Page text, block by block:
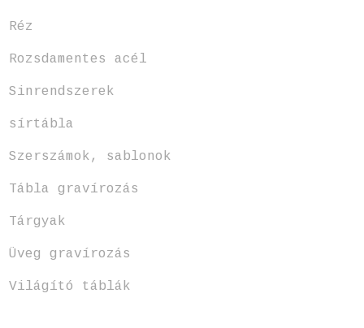
Réz
Rozsdamentes acél
Sinrendszerek
sírtábla
Szerszámok, sablonok
Tábla gravírozás
Tárgyak
Üveg gravírozás
Világító táblák